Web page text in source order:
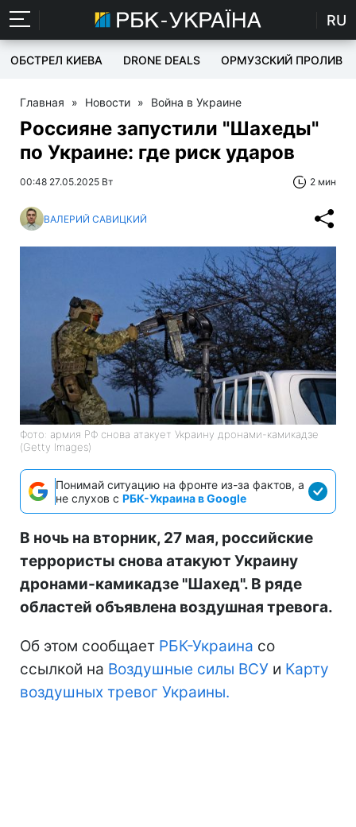
RU
ОБСТРЕЛ КИЕВА DRONE DEALS ОРМУЗСКИЙ ПРОЛИВ
Главная » Новости » Война в Украине
Россияне запустили "Шахеды"
по Украине: где риск ударов
00:48 27.05.2025 Вт 2 мин
ВАЛЕРИЙ САВИЦКИЙ
Фото: армия РФ снова атакует Украину дронами-камикадзе
(Getty Images)
Понимай ситуацию на фронте из-за фактов, а
не слухов с РБК-Украина в Google
В ночь на вторник, 27 мая, российские
террористы снова атакуют Украину
дронами-камикадзе "Шахед". В ряде
областей объявлена воздушная тревога.
Об этом сообщает РБК-Украина со
ссылкой на Воздушные силы ВСУ и Карту
воздушных тревог Украины.